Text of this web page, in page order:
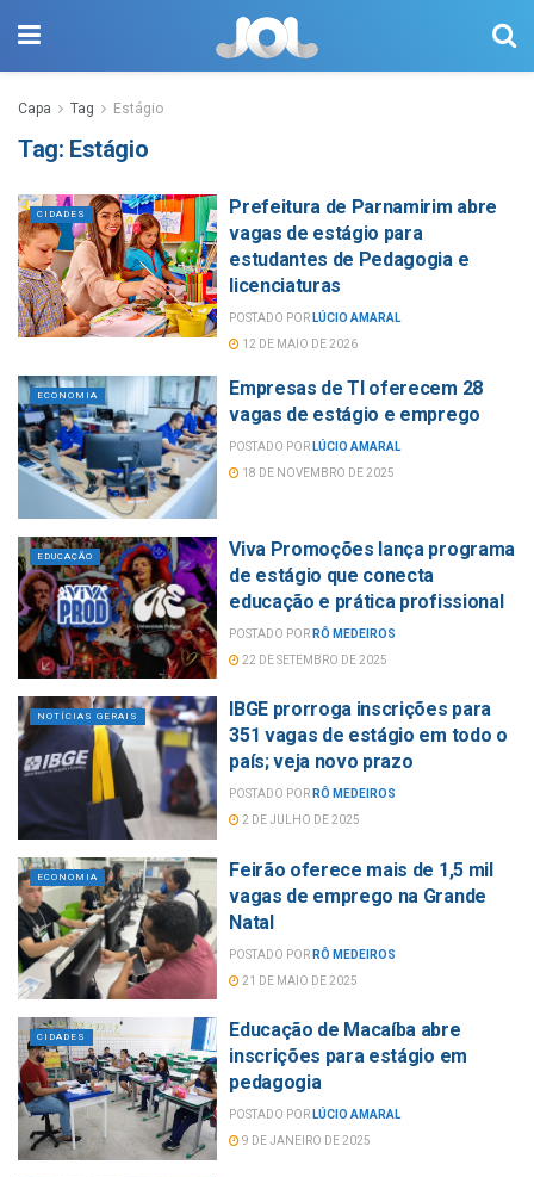
Capa Tag Estágio
Tag: Estágio
CIDADES
Prefeitura de Parnamirim abre
vagas de estágio para
estudantes de Pedagogia e
licenciaturas
POSTADO POR LÚCIO AMARAL
12 DE MAIO DE 2026
ECONOMIA
Empresas de TI oferecem 28
vagas de estágio e emprego
POSTADO POR LÚCIO AMARAL
18 DE NOVEMBRO DE 2025
EDUCAÇÃO
Viva Promoções lança programa
de estágio que conecta
educação e prática profissional
POSTADO POR RÔ MEDEIROS
22 DE SETEMBRO DE 2025
NOTÍCIAS GERAIS
IBGE prorroga inscrições para
351 vagas de estágio em todo o
país; veja novo prazo
POSTADO POR RÔ MEDEIROS
2 DE JULHO DE 2025
ECONOMIA
Feirão oferece mais de 1,5 mil
vagas de emprego na Grande
Natal
POSTADO POR RÔ MEDEIROS
21 DE MAIO DE 2025
CIDADES
Educação de Macaíba abre
inscrições para estágio em
pedagogia
POSTADO POR LÚCIO AMARAL
9 DE JANEIRO DE 2025